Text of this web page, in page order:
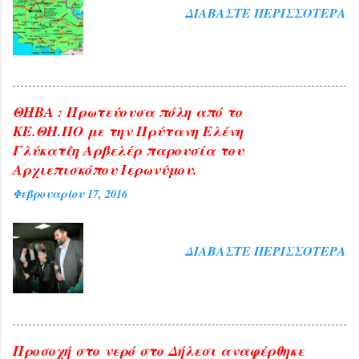
ΔΙΑΒΆΣΤΕ ΠΕΡΙΣΣΌΤΕΡΑ
ΘΗΒΑ : Πρωτεύουσα πόλη από το
ΚΕ.ΘΗ.ΠΟ με την Πρύτανη Ελένη
Γλύκατζη Αρβελέρ παρουσία του
Αρχιεπισκόπου Ιερωνύμου.
Φεβρουαρίου 17, 2016
ΔΙΑΒΆΣΤΕ ΠΕΡΙΣΣΌΤΕΡΑ
Προσοχή στο νερό στο Δήλεσι αναφέρθηκε